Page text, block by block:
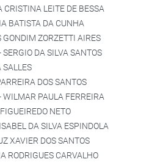
CRISTINA LEITE DE BESSA
BATISTA DA CUNHA
GONDIM ZORZETTI AIRES
SERGIO DA SILVA SANTOS
SALLES
DOS SANTOS
WILMAR PAULA FERREIRA
NETO
DA SILVA ESPINDOLA
XAVIER DOS SANTOS
RODRIGUES CARVALHO